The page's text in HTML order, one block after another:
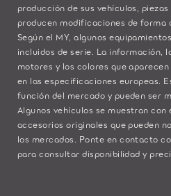
producción de sus vehículos,
producen modificaciones de forma
Según el MY, algunos
incluidos de serie. La información,
motores y los colores que
en las especificaciones europeas.
función del mercado y pueden ser
Algunos vehículos se muestran
accesorios originales que pueden
los mercados. Ponte en contacto
para consultar disponibilidad y